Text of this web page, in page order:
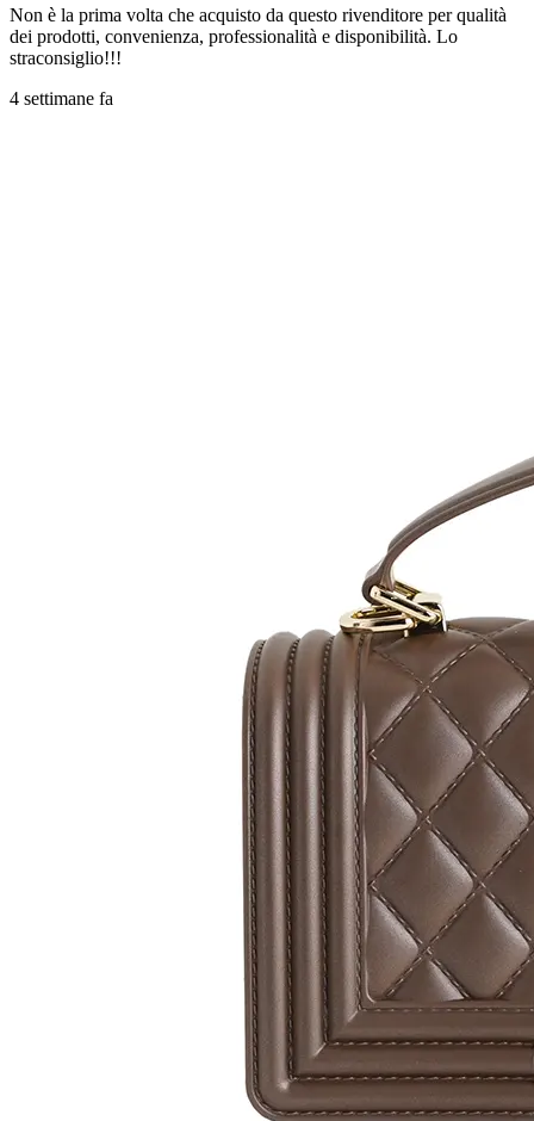
Non è la prima volta che acquisto da questo rivenditore per qualità
dei prodotti, convenienza, professionalità e disponibilità. Lo
straconsiglio!!!
4 settimane fa